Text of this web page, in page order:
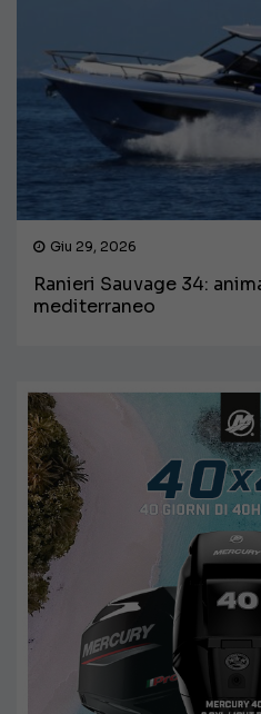
Giu 29, 2026
Ranieri Sauvage 34:
mediterraneo